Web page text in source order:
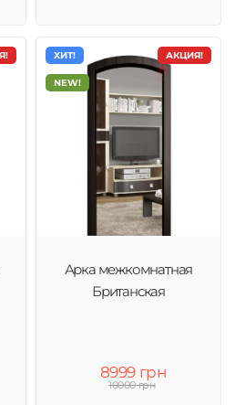
АКЦИЯ!
ХИТ!
NEW!
Арка межкомнатная
Британская
8999 грн
10000 грн